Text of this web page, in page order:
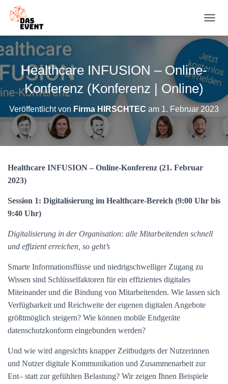
A
I
G
A
T
O
N
E
Healthcare INFUSION – Online-
Konferenz (Konferenz | Online)
Veröffentlicht von Firma HIRSCHTEC am 1. Februar 2023
Healthcare INFUSION – Online-Konferenz (21. Februar
2023)
Session 1: Digitalisierung im Healthcare-Bereich (9:00 Uhr bis
9:40 Uhr)
Digitalisierung in der Organisation: alle Mitarbeitenden schnell
und effizient erreichen, so geht’s
Smarte Informationsflüsse und niedrigschwelliger Zugang zu
Wissen sind Schlüsselfaktoren für ein effizientes digitales
Miteinander und die Bindung von Mitarbeitenden. Wie lassen sich
Verfügbarkeit und Reichweite der eigenen digitalen Angebote
größtmöglich steigern? Wie können mobile Endgeräte
datenschutzkonform eingebunden werden?
Und wie wird angesichts knapper Zeitbudgets der Nutzerinnen
und Nutzer digitale Kommunikation und Zusammenarbeit zur
Ent– statt zur gefühlten Belastung? Wir zeigen Ihnen Beispiele